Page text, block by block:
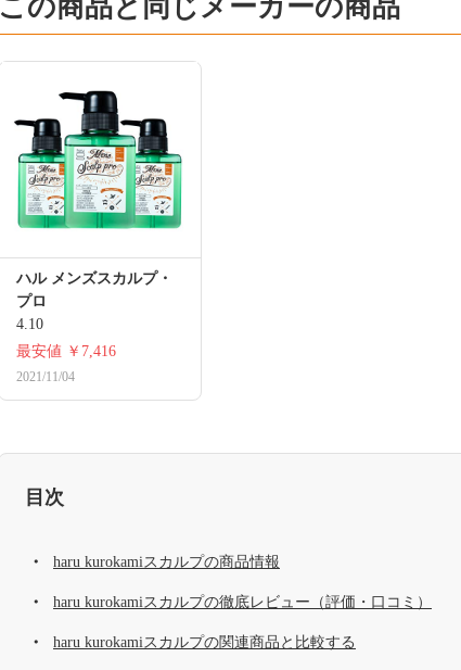
この商品と同じメーカーの商品
ハル メンズスカルプ・
プロ
4.10
最安値 ￥7,416
2021/11/04
目次
haru kurokamiスカルプの商品情報
haru kurokamiスカルプの徹底レビュー（評価・口コミ）
haru kurokamiスカルプの関連商品と比較する